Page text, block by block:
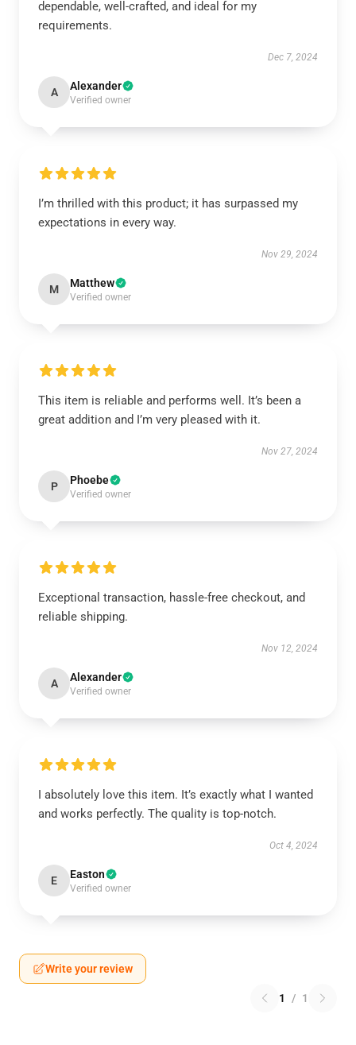
dependable, well-crafted, and ideal for my
requirements.
Dec 7, 2024
A Alexander
Verified owner
I’m thrilled with this product; it has surpassed my
expectations in every way.
Nov 29, 2024
M Matthew
Verified owner
This item is reliable and performs well. It’s been a
great addition and I’m very pleased with it.
Nov 27, 2024
P Phoebe
Verified owner
Exceptional transaction, hassle-free checkout, and
reliable shipping.
Nov 12, 2024
A Alexander
Verified owner
I absolutely love this item. It’s exactly what I wanted
and works perfectly. The quality is top-notch.
Oct 4, 2024
E Easton
Verified owner
Write your review
1 / 1